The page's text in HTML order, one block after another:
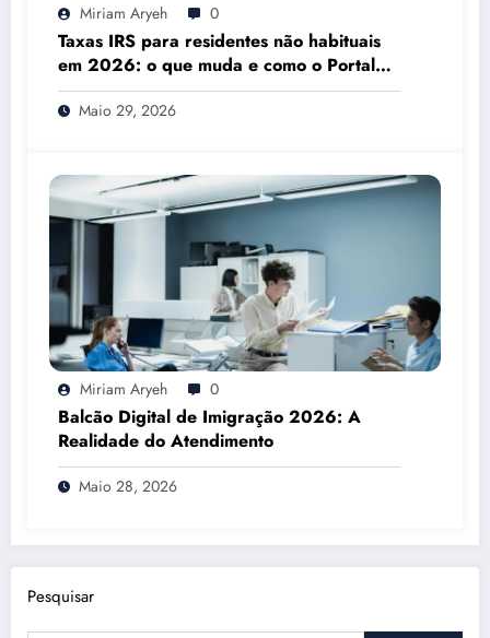
Miriam Aryeh 0
Taxas IRS para residentes não habituais
em 2026: o que muda e como o Portal
das Finanças pode ajudar
Maio 29, 2026
Miriam Aryeh 0
Balcão Digital de Imigração 2026: A
Realidade do Atendimento
Maio 28, 2026
Pesquisar